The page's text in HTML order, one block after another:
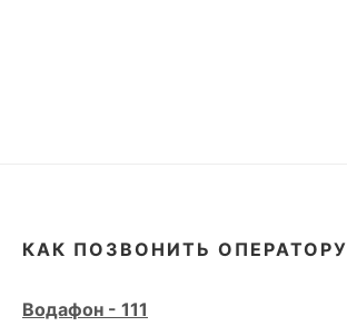
КАК ПОЗВОНИТЬ ОПЕРАТОРУ
Водафон - 111